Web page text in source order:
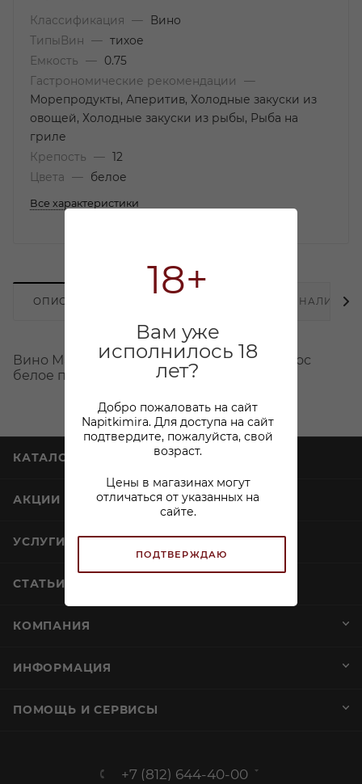
18+
Вам уже
исполнилось 18
лет?
Добро пожаловать на сайт
Napitkimira. Для доступа на сайт
подтвердите, пожалуйста, свой
возраст.
Цены в магазинах могут
отличаться от указанных на
сайте.
ПОДТВЕРЖДАЮ
Классификация —
Вино
ТипыВин
— тихое
Емкость
—
0.75
Гастрономические рекомендации
—
Морепродукты, Аперитив, Холодные закуски из
овощей, Холодные закуски из рыбы, Рыба на
гриле
Крепость
— 12
Цвета
— белое
Все характеристики
ОПИСАНИЕ НАЛИЧИЕ
Вино Макарунас Эридес Ксинистери Пафос
белое полусухое 0,75л
КАТАЛОГ
АКЦИИ
УСЛУГИ
СТАТЬИ
КОМПАНИЯ
ИНФОРМАЦИЯ
ПОМОЩЬ И СЕРВИСЫ
+7 (812) 644-40-00